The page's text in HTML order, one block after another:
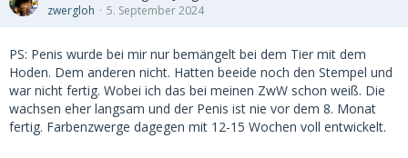
zwergloh 5. September 2024
PS: Penis wurde bei mir nur bemängelt bei dem Tier mit dem
Hoden. Dem anderen nicht. Hatten beeide noch den Stempel und
war nicht fertig. Wobei ich das bei meinen ZwW schon weiß. Die
wachsen eher langsam und der Penis ist nie vor dem 8. Monat
fertig. Farbenzwerge dagegen mit 12-15 Wochen voll entwickelt.